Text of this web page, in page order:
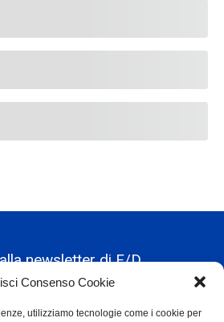
Consenso Cookie
utilizziamo tecnologie come i cookie per
newsletter di F/D